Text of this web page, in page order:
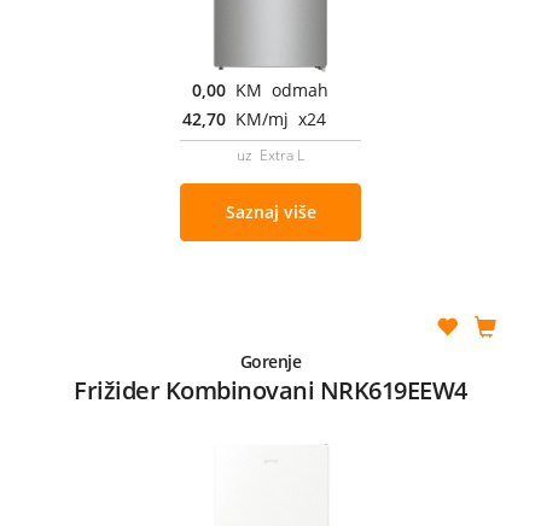
0,00 KM odmah
42,70 KM/mj x24
uz Extra L
Saznaj više
Gorenje
Frižider Kombinovani NRK619EEW4